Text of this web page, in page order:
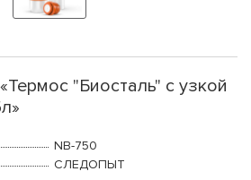
"Биосталь" с узкой
NB-750
СЛЕДОПЫТ